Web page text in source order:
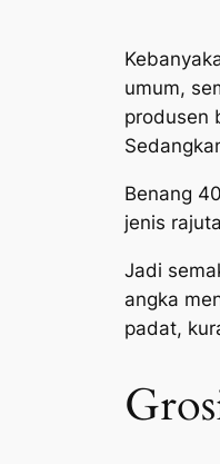
umum,
produsen
Benang
jenis
Jadi
angka
padat,